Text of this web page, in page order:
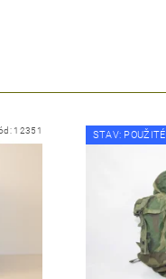
12351 STAV: POUŽITÉ